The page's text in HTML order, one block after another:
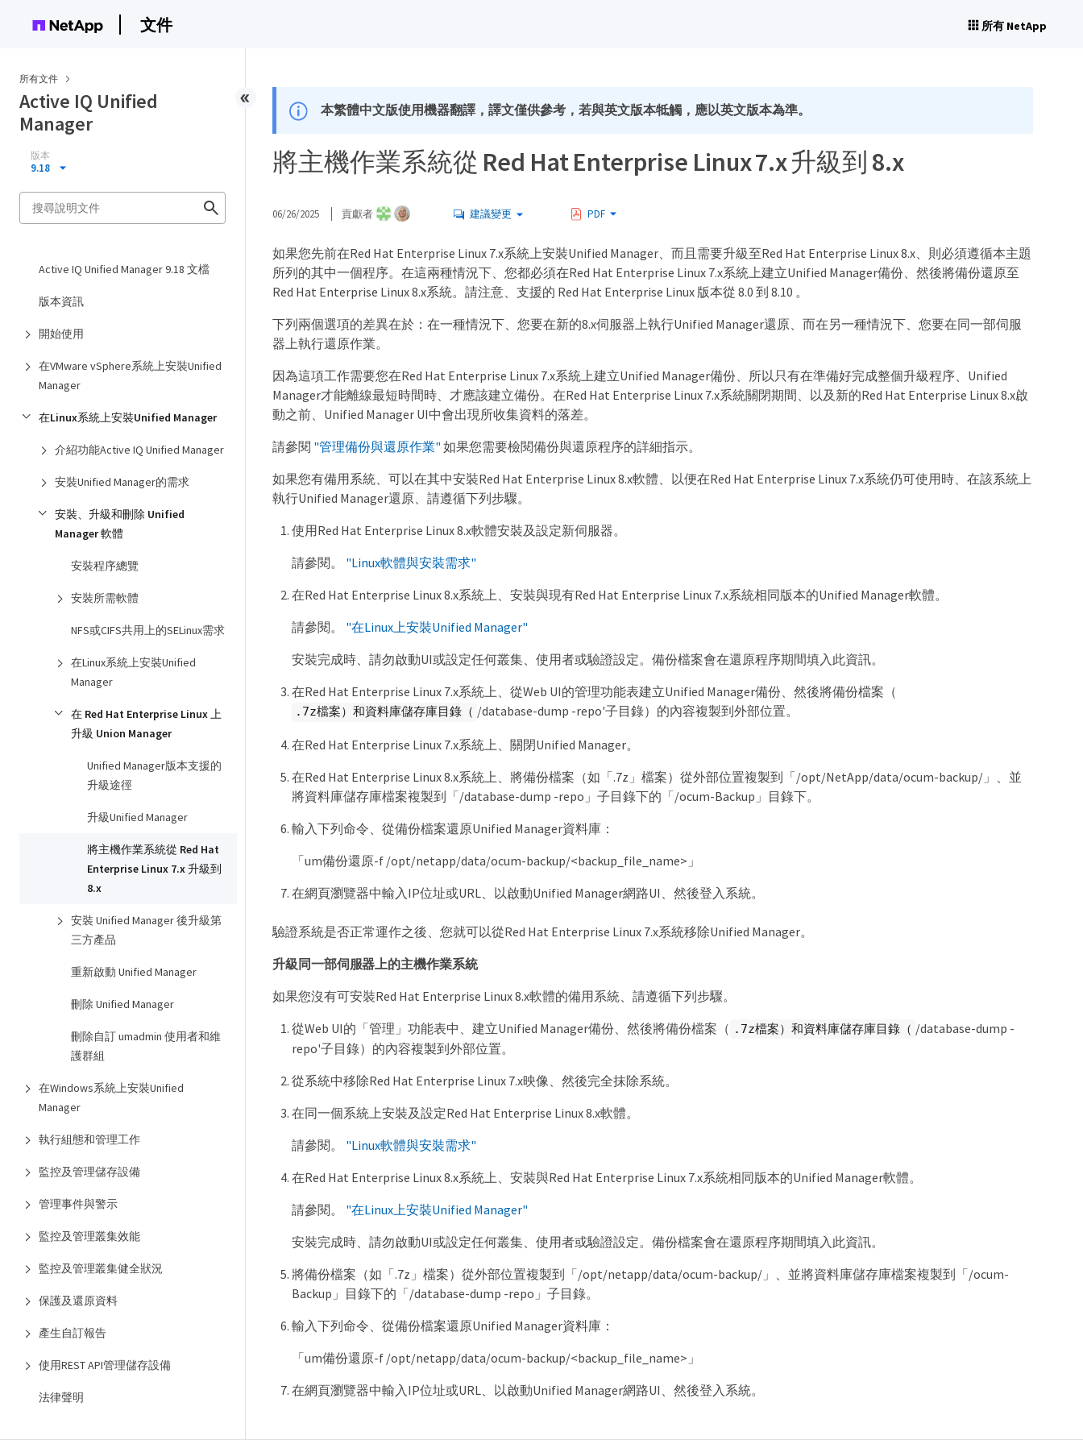
文件 所有 NetApp
所有文件
Active IQ Unified
Manager
版本
9.18
Active IQ Unified Manager 9.18 文檔
版本資訊
開始使用
在VMware vSphere系統上安裝Unified
Manager
在Linux系統上安裝Unified Manager
介紹功能Active IQ Unified Manager
安裝Unified Manager的需求
安裝、升級和刪除 Unified
Manager 軟體
安裝程序總覽
安裝所需軟體
NFS或CIFS共用上的SELinux需求
在Linux系統上安裝Unified
Manager
在 Red Hat Enterprise Linux 上
升級 Union Manager
Unified Manager版本支援的
升級途徑
升級Unified Manager
將主機作業系統從 Red Hat
Enterprise Linux 7.x 升級到
8.x
安裝 Unified Manager 後升級第
三方產品
重新啟動 Unified Manager
刪除 Unified Manager
刪除自訂 umadmin 使用者和維
護群組
在Windows系統上安裝Unified
Manager
執行組態和管理工作
監控及管理儲存設備
管理事件與警示
監控及管理叢集效能
監控及管理叢集健全狀況
保護及還原資料
產生自訂報告
使用REST API管理儲存設備
法律聲明
本繁體中文版使用機器翻譯，譯文僅供參考，若與英文版本牴觸，應以英文版本為準。
將主機作業系統從 Red Hat Enterprise Linux 7.x 升級到 8.x
06/26/2025 貢獻者 建議變更 PDF
如果您先前在Red Hat Enterprise Linux 7.x系統上安裝Unified Manager、而且需要升級至Red Hat Enterprise Linux 8.x、則必須遵循本主題
所列的其中一個程序。在這兩種情況下、您都必須在Red Hat Enterprise Linux 7.x系統上建立Unified Manager備份、然後將備份還原至
Red Hat Enterprise Linux 8.x系統。請注意、支援的 Red Hat Enterprise Linux 版本從 8.0 到 8.10 。
下列兩個選項的差異在於：在一種情況下、您要在新的8.x伺服器上執行Unified Manager還原、而在另一種情況下、您要在同一部伺服
器上執行還原作業。
因為這項工作需要您在Red Hat Enterprise Linux 7.x系統上建立Unified Manager備份、所以只有在準備好完成整個升級程序、Unified
Manager才能離線最短時間時、才應該建立備份。在Red Hat Enterprise Linux 7.x系統關閉期間、以及新的Red Hat Enterprise Linux 8.x啟
動之前、Unified Manager UI中會出現所收集資料的落差。
請參閱 "管理備份與還原作業" 如果您需要檢閱備份與還原程序的詳細指示。
如果您有備用系統、可以在其中安裝Red Hat Enterprise Linux 8.x軟體、以便在Red Hat Enterprise Linux 7.x系統仍可使用時、在該系統上
執行Unified Manager還原、請遵循下列步驟。
使用Red Hat Enterprise Linux 8.x軟體安裝及設定新伺服器。
請參閱。 "Linux軟體與安裝需求"
在Red Hat Enterprise Linux 8.x系統上、安裝與現有Red Hat Enterprise Linux 7.x系統相同版本的Unified Manager軟體。
請參閱。 "在Linux上安裝Unified Manager"
安裝完成時、請勿啟動UI或設定任何叢集、使用者或驗證設定。備份檔案會在還原程序期間填入此資訊。
在Red Hat Enterprise Linux 7.x系統上、從Web UI的管理功能表建立Unified Manager備份、然後將備份檔案（
.7z檔案）和資料庫儲存庫目錄（ /database-dump -repo'子目錄）的內容複製到外部位置。
在Red Hat Enterprise Linux 7.x系統上、關閉Unified Manager。
在Red Hat Enterprise Linux 8.x系統上、將備份檔案（如「.7z」檔案）從外部位置複製到「/opt/NetApp/data/ocum-backup/」、並
將資料庫儲存庫檔案複製到「/database-dump -repo」子目錄下的「/ocum-Backup」目錄下。
輸入下列命令、從備份檔案還原Unified Manager資料庫：
「um備份還原-f /opt/netapp/data/ocum-backup/<backup_file_name>」
在網頁瀏覽器中輸入IP位址或URL、以啟動Unified Manager網路UI、然後登入系統。
驗證系統是否正常運作之後、您就可以從Red Hat Enterprise Linux 7.x系統移除Unified Manager。
升級同一部伺服器上的主機作業系統
如果您沒有可安裝Red Hat Enterprise Linux 8.x軟體的備用系統、請遵循下列步驟。
從Web UI的「管理」功能表中、建立Unified Manager備份、然後將備份檔案（ .7z檔案）和資料庫儲存庫目錄（ /database-dump -
repo'子目錄）的內容複製到外部位置。
從系統中移除Red Hat Enterprise Linux 7.x映像、然後完全抹除系統。
在同一個系統上安裝及設定Red Hat Enterprise Linux 8.x軟體。
請參閱。 "Linux軟體與安裝需求"
在Red Hat Enterprise Linux 8.x系統上、安裝與Red Hat Enterprise Linux 7.x系統相同版本的Unified Manager軟體。
請參閱。 "在Linux上安裝Unified Manager"
安裝完成時、請勿啟動UI或設定任何叢集、使用者或驗證設定。備份檔案會在還原程序期間填入此資訊。
將備份檔案（如「.7z」檔案）從外部位置複製到「/opt/netapp/data/ocum-backup/」、並將資料庫儲存庫檔案複製到「/ocum-
Backup」目錄下的「/database-dump -repo」子目錄。
輸入下列命令、從備份檔案還原Unified Manager資料庫：
「um備份還原-f /opt/netapp/data/ocum-backup/<backup_file_name>」
在網頁瀏覽器中輸入IP位址或URL、以啟動Unified Manager網路UI、然後登入系統。